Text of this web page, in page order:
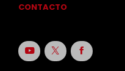
CONTACTO